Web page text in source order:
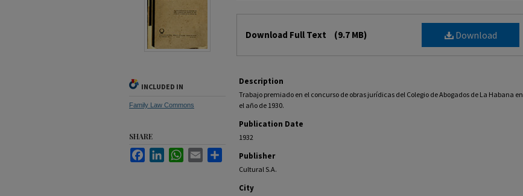
Download
Download Full Text (9.7 MB)
Description
Trabajo premiado en el concurso de obras jurídicas del Colegio de Abogados de La Habana en
el año de 1930.
Publication Date
1932
Publisher
Cultural S.A.
City
INCLUDED IN
Family Law Commons
SHARE
FacebookLinkedInWhatsApp
Email Share